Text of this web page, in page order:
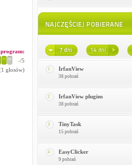
program:
-/5
1 głosów) 1 IrfanView
38 pobrań
2 IrfanView plugins
38 pobrań
3 TinyTask
15 pobrań
4 EasyClicker
9 pobrań